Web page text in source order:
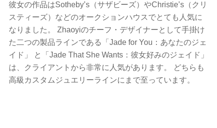
彼女の作品はSotheby’s（サザビーズ）やChristie’s（クリ
スティーズ）などのオークションハウスでとても人気に
なりました。 Zhaoyiのチーフ・デザイナーとして手掛け
た二つの製品ラインである「Jade for You：あなたのジェ
イド」 と「Jade That She Wants：彼女好みのジェイド」
は、クライアントから非常に人気があります。 どちらも
高級カスタムジュエリーラインにまで至っています。